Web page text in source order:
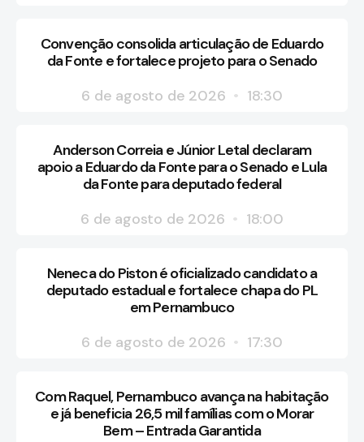
Convenção consolida articulação de Eduardo
da Fonte e fortalece projeto para o Senado
6 de agosto de 2026
18:30
Anderson Correia e Júnior Letal declaram
apoio a Eduardo da Fonte para o Senado e Lula
da Fonte para deputado federal
6 de agosto de 2026
18:00
Neneca do Piston é oficializado candidato a
deputado estadual e fortalece chapa do PL
em Pernambuco
6 de agosto de 2026
17:30
Com Raquel, Pernambuco avança na habitação
e já beneficia 26,5 mil famílias com o Morar
Bem – Entrada Garantida